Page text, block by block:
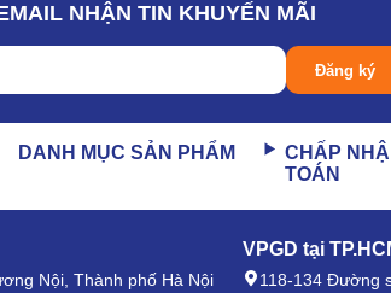
động, độ ồn phát ra chỉ ở mức 55-
NHẬN TIN KHUYẾN MÃI
Đăng ký
DANH MỤC SẢN PHẨM
CHẤP
TOÁN
Nội, Thành phố Hà Nội
VPGD tại
118-134 Đường